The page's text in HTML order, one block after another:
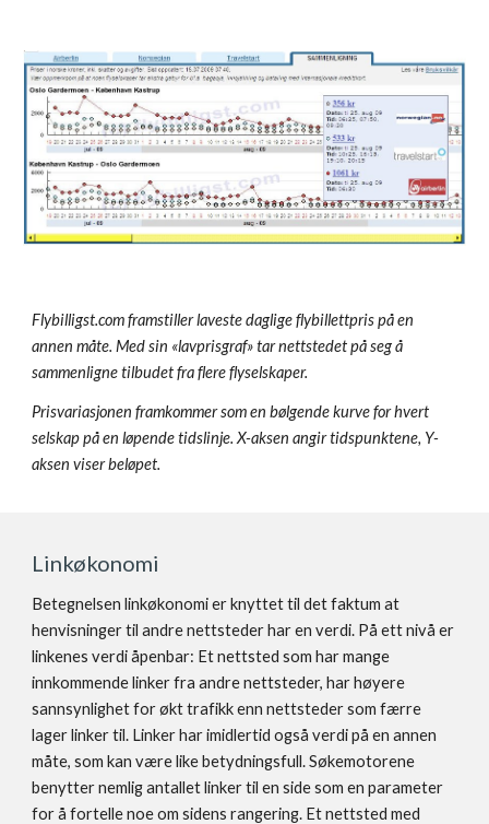
Flybilligst.com framstiller laveste daglige flybillettpris på en
annen måte. Med sin «lavprisgraf» tar nettstedet på seg å
sammenligne tilbudet fra flere flyselskaper.
Prisvariasjonen framkommer som en bølgende kurve for hvert
selskap på en løpende tidslinje. X-aksen angir tidspunktene, Y-
aksen viser beløpet.
Linkøkonomi
Betegnelsen linkøkonomi er knyttet til det faktum at
henvisninger til andre nettsteder har en verdi. På ett nivå er
linkenes verdi åpenbar: Et nettsted som har mange
innkommende linker fra andre nettsteder, har høyere
sannsynlighet for økt trafikk enn nettsteder som færre
lager linker til. Linker har imidlertid også verdi på en annen
måte, som kan være like betydningsfull. Søkemotorene
benytter nemlig antallet linker til en side som en parameter
for å fortelle noe om sidens rangering. Et nettsted med